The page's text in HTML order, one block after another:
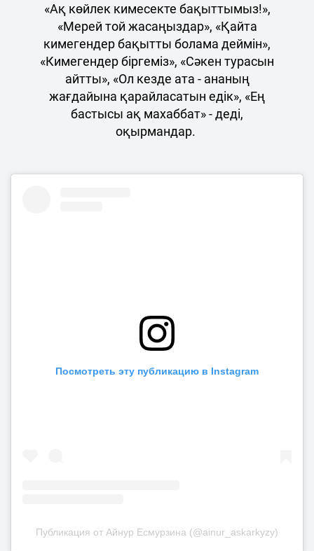
«Ақ көйлек кимесекте бақыттымыз!»,
«Мерей той жасаңыздар», «Қайта
кимегендер бақытты болама деймін»,
«Кимегендер біргеміз», «Сәкен турасын
айтты», «Ол кезде ата - ананың
жағдайына қарайласатын едік», «Ең
бастысы ақ махаббат» - деді,
оқырмандар.
Посмотреть эту публикацию в Instagram
Публикация от Айнур Есмурзина (@ainur_askarkyzy)